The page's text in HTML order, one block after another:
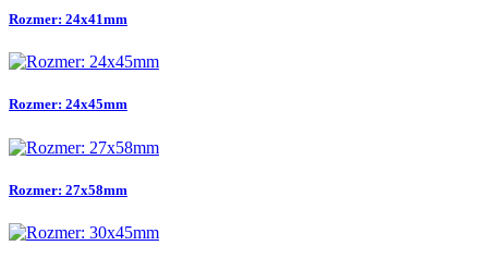
Rozmer: 24x41mm
Rozmer: 24x45mm
Rozmer: 27x58mm